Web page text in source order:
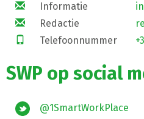
Informatie
Redactie
Telefoonnummer
SWP op social
@1SmartWorkPlace